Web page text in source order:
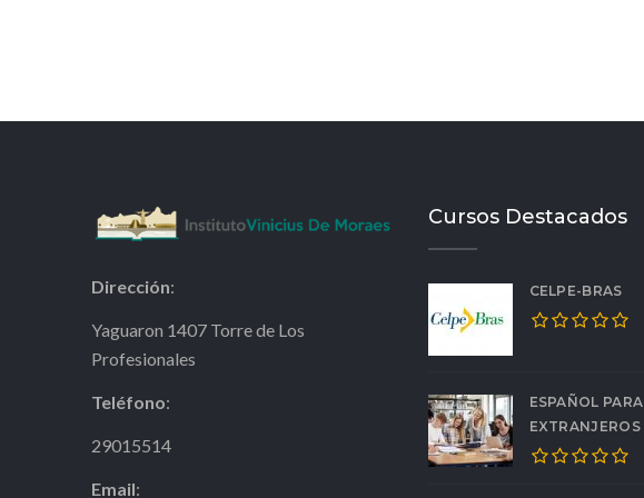
Dirección:
Yaguaron 1407 Torre de Los
Profesionales
Teléfono:
29015514
Email:
Cursos Destacados
CELPE-BRAS
ESPAÑOL PARA
EXTRANJEROS